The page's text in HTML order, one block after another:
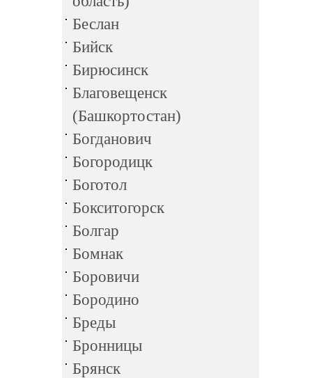
Беслан
Бийск
Бирюсинск
Благовещенск
(Башкортостан)
Богданович
Богородицк
Боготол
Бокситогорск
Болгар
Бомнак
Боровичи
Бородино
Бреды
Бронницы
Брянск